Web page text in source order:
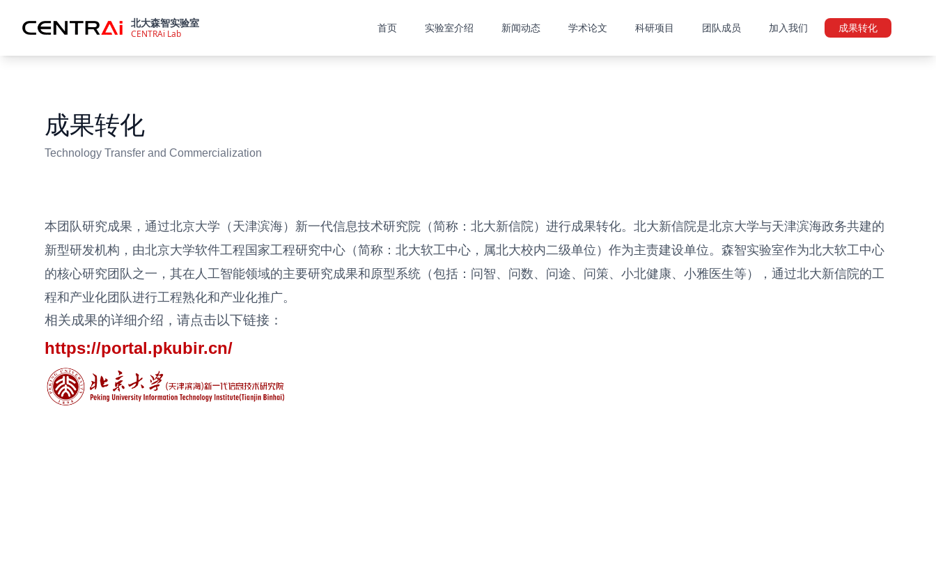
北大森智实验室
CENTRAi Lab 首页 实验室介绍 新闻动态 学术论文 科研项目 团队成员 加入我们 成果转化
成果转化
Technology Transfer and Commercialization
本团队研究成果，通过北京大学（天津滨海）新一代信息技术研究院（简称：北大新信院）进行成果转化。北大新信院是北京大学与天津滨海政务共建的
新型研发机构，由北京大学软件工程国家工程研究中心（简称：北大软工中心，属北大校内二级单位）作为主责建设单位。森智实验室作为北大软工中心
的核心研究团队之一，其在人工智能领域的主要研究成果和原型系统（包括：问智、问数、问途、问策、小北健康、小雅医生等），通过北大新信院的工
程和产业化团队进行工程熟化和产业化推广。
相关成果的详细介绍，请点击以下链接：
https://portal.pkubir.cn/